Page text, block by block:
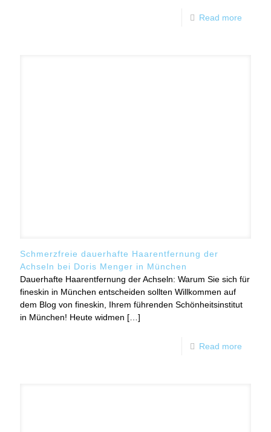
Read more
Schmerzfreie dauerhafte Haarentfernung der
Achseln bei Doris Menger in München
Dauerhafte Haarentfernung der Achseln: Warum Sie sich für
fineskin in München entscheiden sollten Willkommen auf
dem Blog von fineskin, Ihrem führenden Schönheitsinstitut
in München! Heute widmen […]
Read more